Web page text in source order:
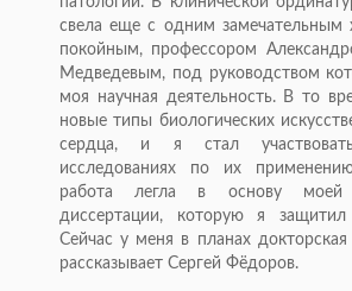
свела еще с одним замечательным
покойным, профессором
Медведевым, под руководством
моя научная деятельность. В то
новые типы биологических
сердца, и я стал
исследованиях по их
работа легла в основу моей
диссертации, которую я
Сейчас у меня в планах докторская
рассказывает Сергей Фёдоров.